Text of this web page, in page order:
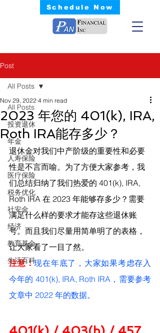
Schedule Now
Post
All Posts
投资退休
年金
人寿保险
医疗保险
税务优化
社安金
经济
教育基金
生活百科
All Posts
2023 年您的 401(k), IRA,
Roth IRA能存多少？
Nov 29, 2022 4 min read
退休金对我们中产阶级的重要性和必要
性是不言而喻。为了方便大家参考，我
们总结归纳了我们热爱的 401(k), IRA,
Roth IRA 在 2023 年能够存多少？需要
满足什么样的要求才能存这些退休账
号。而且我们尽量用简单明了的表格，
让大家看了一目了然。
注意：现在年底了，大家如果考虑存入
今年的 401(k), IRA, Roth IRA，需要参考
文章中 2022 年的数据。